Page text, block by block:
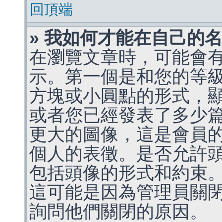
回頂端
» 我如何才能在自己的
在瀏覽文章時，可能會
示。第一個是和您的等
方塊或小圓點的形式，
或者您已經發表了多少
更大的圖像，這是會員
個人的表徵。是否允許
包括頭像的形式和約束
這可能是因為管理員關
詢問他們關閉的原因。